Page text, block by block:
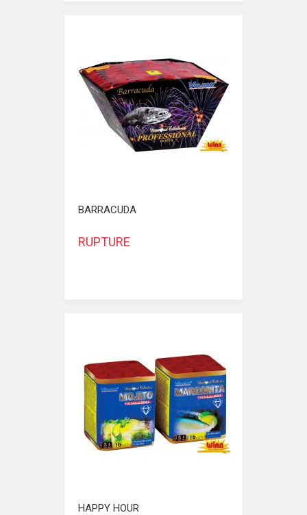
BARRACUDA
RUPTURE
HAPPY HOUR